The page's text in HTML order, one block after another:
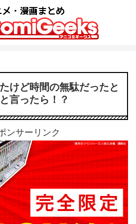
けど時間の無駄だったと
言ったら！？
ンサーリンク